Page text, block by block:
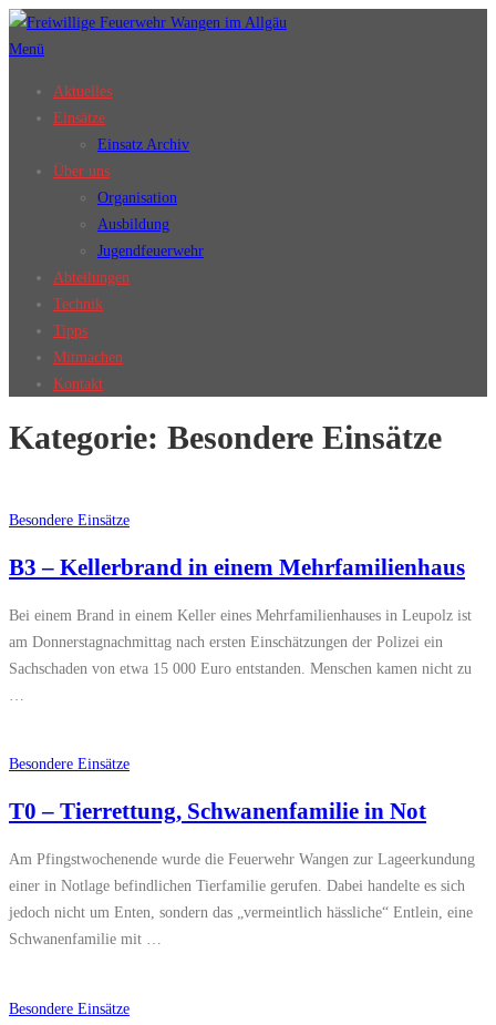
Zum
Inhalt
Menü
Aktuelles
Einsätze
Einsatz Archiv
Über uns
Organisation
Ausbildung
Jugendfeuerwehr
Abteilungen
Technik
Tipps
Mitmachen
Kontakt
Kategorie: Besondere Einsätze
Besondere Einsätze
B3 – Kellerbrand in einem Mehrfamilienhaus
Bei einem Brand in einem Keller eines Mehrfamilienhauses in Leupolz ist
am Donnerstagnachmittag nach ersten Einschätzungen der Polizei ein
Sachschaden von etwa 15 000 Euro entstanden. Menschen kamen nicht zu
Besondere Einsätze
T0 – Tierrettung, Schwanenfamilie in Not
Am Pfingstwochenende wurde die Feuerwehr Wangen zur Lageerkundung
einer in Notlage befindlichen Tierfamilie gerufen. Dabei handelte es sich
jedoch nicht um Enten, sondern das „vermeintlich hässliche“ Entlein, eine
Schwanenfamilie mit …
Besondere Einsätze